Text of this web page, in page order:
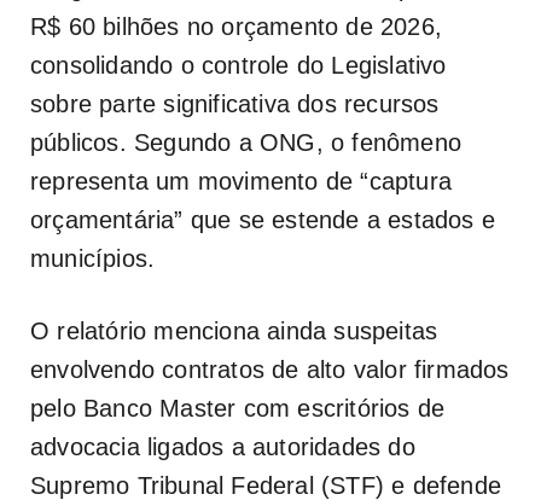
R$ 60 bilhões no orçamento de 2026,
consolidando o controle do Legislativo
sobre parte significativa dos recursos
públicos. Segundo a ONG, o fenômeno
representa um movimento de “captura
orçamentária” que se estende a estados e
municípios.
O relatório menciona ainda suspeitas
envolvendo contratos de alto valor firmados
pelo Banco Master com escritórios de
advocacia ligados a autoridades do
Supremo Tribunal Federal (STF) e defende